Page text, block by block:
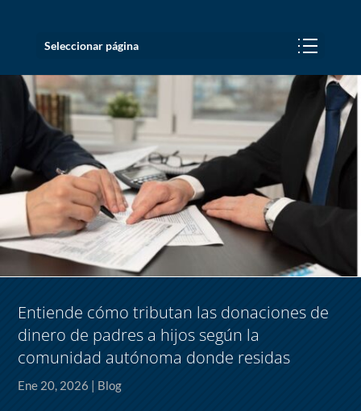
Seleccionar página
Entiende cómo tributan las donaciones de
dinero de padres a hijos según la
comunidad autónoma donde residas
Ene 20, 2026 | Blog